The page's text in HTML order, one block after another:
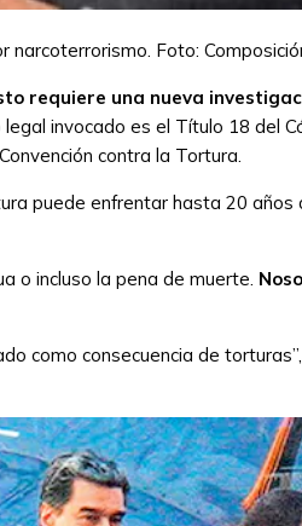
narcoterrorismo. Foto:
requiere una nueva
invocado es el Título 18 del
contra la Tortura.
puede enfrentar hasta 20 años
o incluso la pena de muerte.
como consecuencia de